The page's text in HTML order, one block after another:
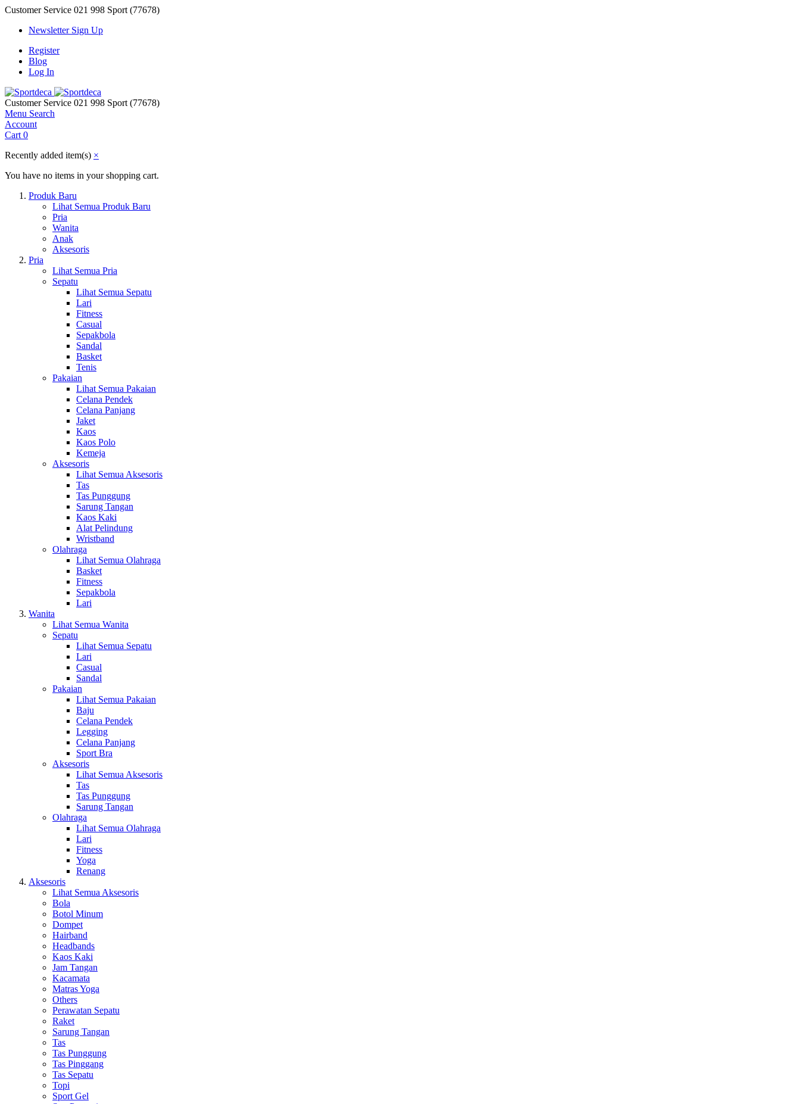
Customer Service 021 998 Sport (77678)
Newsletter Sign Up
Register
Blog
Log In
Customer Service 021 998 Sport (77678)
Menu Search
Account
Cart 0
Recently added item(s) ×
You have no items in your shopping cart.
Produk Baru
Lihat Semua Produk Baru
Pria
Wanita
Anak
Aksesoris
Pria
Lihat Semua Pria
Sepatu
Lihat Semua Sepatu
Lari
Fitness
Casual
Sepakbola
Sandal
Basket
Tenis
Pakaian
Lihat Semua Pakaian
Celana Pendek
Celana Panjang
Jaket
Kaos
Kaos Polo
Kemeja
Aksesoris
Lihat Semua Aksesoris
Tas
Tas Punggung
Sarung Tangan
Kaos Kaki
Alat Pelindung
Wristband
Olahraga
Lihat Semua Olahraga
Basket
Fitness
Sepakbola
Lari
Wanita
Lihat Semua Wanita
Sepatu
Lihat Semua Sepatu
Lari
Casual
Sandal
Pakaian
Lihat Semua Pakaian
Baju
Celana Pendek
Legging
Celana Panjang
Sport Bra
Aksesoris
Lihat Semua Aksesoris
Tas
Tas Punggung
Sarung Tangan
Olahraga
Lihat Semua Olahraga
Lari
Fitness
Yoga
Renang
Aksesoris
Lihat Semua Aksesoris
Bola
Botol Minum
Dompet
Hairband
Headbands
Kaos Kaki
Jam Tangan
Kacamata
Matras Yoga
Others
Perawatan Sepatu
Raket
Sarung Tangan
Tas
Tas Punggung
Tas Pinggang
Tas Sepatu
Topi
Sport Gel